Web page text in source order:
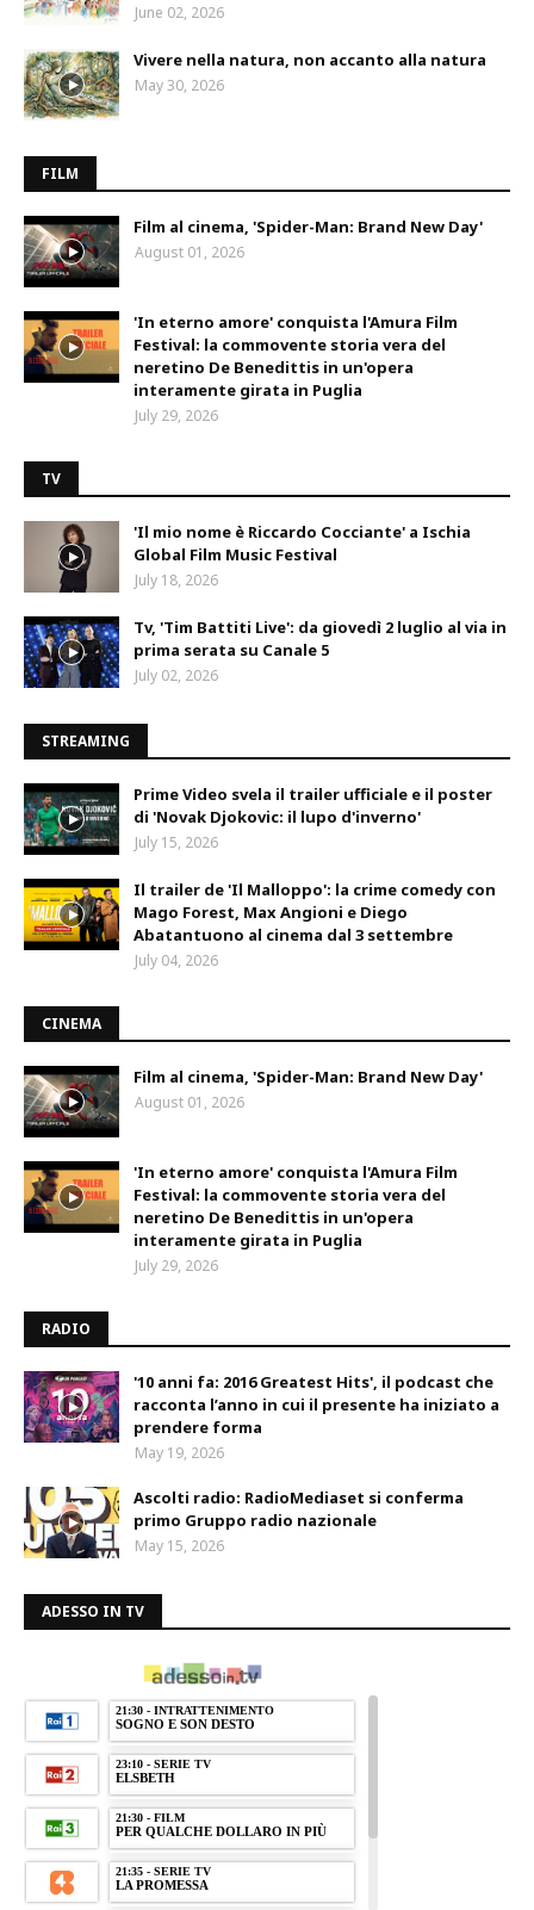
June 02, 2026
Vivere nella natura, non accanto alla natura
May 30, 2026
FILM
Film al cinema, 'Spider-Man: Brand New Day'
August 01, 2026
'In eterno amore' conquista l'Amura Film
Festival: la commovente storia vera del
neretino De Benedittis in un'opera
interamente girata in Puglia
July 29, 2026
TV
'Il mio nome è Riccardo Cocciante' a Ischia
Global Film Music Festival
July 18, 2026
Tv, 'Tim Battiti Live': da giovedì 2 luglio al via in
prima serata su Canale 5
July 02, 2026
STREAMING
Prime Video svela il trailer ufficiale e il poster
di 'Novak Djokovic: il lupo d'inverno'
July 15, 2026
Il trailer de 'Il Malloppo': la crime comedy con
Mago Forest, Max Angioni e Diego
Abatantuono al cinema dal 3 settembre
July 04, 2026
CINEMA
Film al cinema, 'Spider-Man: Brand New Day'
August 01, 2026
'In eterno amore' conquista l'Amura Film
Festival: la commovente storia vera del
neretino De Benedittis in un'opera
interamente girata in Puglia
July 29, 2026
RADIO
'10 anni fa: 2016 Greatest Hits', il podcast che
racconta l’anno in cui il presente ha iniziato a
prendere forma
May 19, 2026
Ascolti radio: RadioMediaset si conferma
primo Gruppo radio nazionale
May 15, 2026
ADESSO IN TV